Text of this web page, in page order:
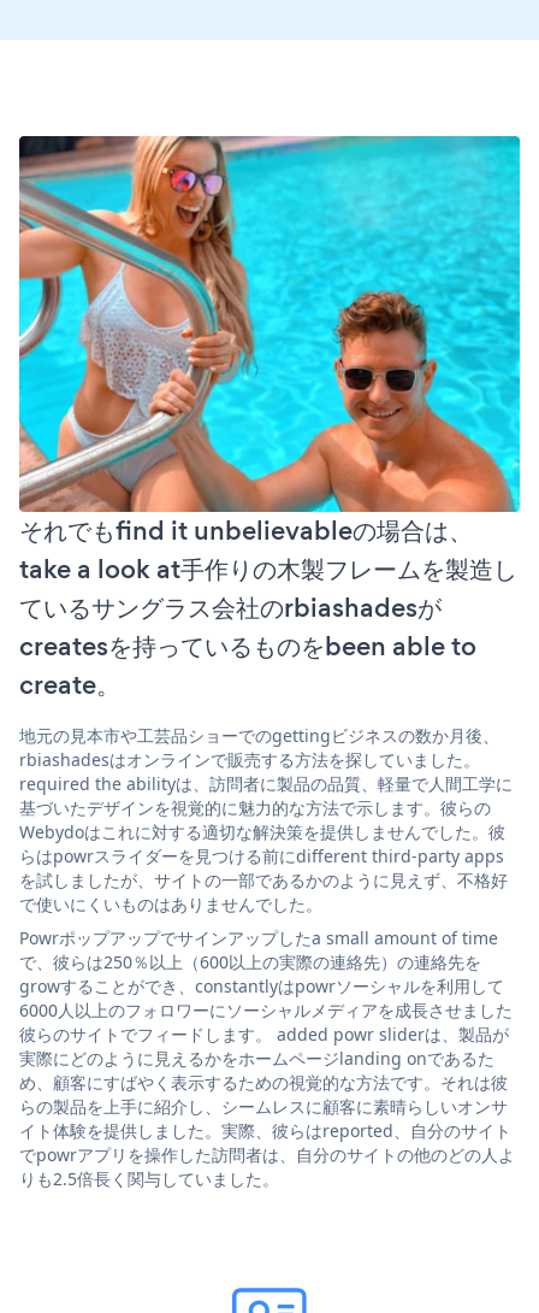
それでもfind it unbelievableの場合は、
take a look at手作りの木製フレームを製造し
ているサングラス会社のrbiashadesが
createsを持っているものをbeen able to
create。
地元の見本市や工芸品ショーでのgettingビジネスの数か月後、
rbiashadesはオンラインで販売する方法を探していました。
required the abilityは、訪問者に製品の品質、軽量で人間工学に
基づいたデザインを視覚的に魅力的な方法で示します。彼らの
Webydoはこれに対する適切な解決策を提供しませんでした。彼
らはpowrスライダーを見つける前にdifferent third-party apps
を試しましたが、サイトの一部であるかのように見えず、不格好
で使いにくいものはありませんでした。
Powrポップアップでサインアップしたa small amount of time
で、彼らは250％以上（600以上の実際の連絡先）の連絡先を
growすることができ、constantlyはpowrソーシャルを利用して
6000人以上のフォロワーにソーシャルメディアを成長させました
彼らのサイトでフィードします。 added powr sliderは、製品が
実際にどのように見えるかをホームページlanding onであるた
め、顧客にすばやく表示するための視覚的な方法です。それは彼
らの製品を上手に紹介し、シームレスに顧客に素晴らしいオンサ
イト体験を提供しました。実際、彼らはreported、自分のサイト
でpowrアプリを操作した訪問者は、自分のサイトの他のどの人よ
りも2.5倍長く関与していました。